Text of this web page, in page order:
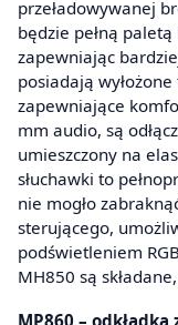
przeładowywanej
będzie pełną
zapewniając
posiadają
zapewniające
mm audio, są
umieszczony na
słuchawki to
nie mogło
sterującego,
podświetleniem
MH850 są
MP860 –